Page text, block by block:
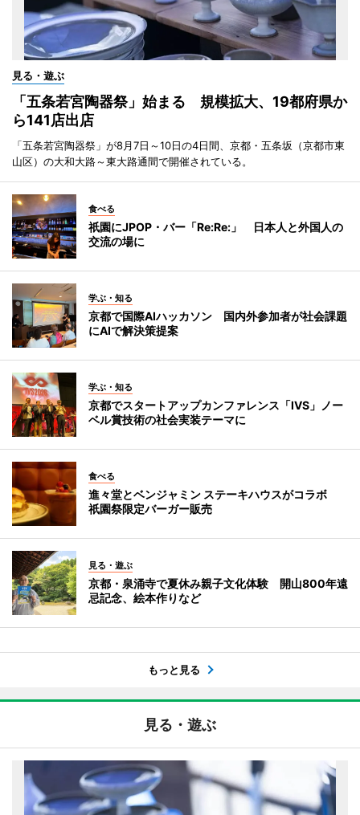
見る・遊ぶ
「五条若宮陶器祭」始まる 規模拡大、19都府県か
ら141店出店
「五条若宮陶器祭」が8月7日～10日の4日間、京都・五条坂（京都市東
山区）の大和大路～東大路通間で開催されている。
食べる
祇園にJPOP・バー「Re:Re:」 日本人と外国人の
交流の場に
学ぶ・知る
京都で国際AIハッカソン 国内外参加者が社会課題
にAIで解決策提案
学ぶ・知る
京都でスタートアップカンファレンス「IVS」ノー
ベル賞技術の社会実装テーマに
食べる
進々堂とベンジャミン ステーキハウスがコラボ
祇園祭限定バーガー販売
見る・遊ぶ
京都・泉涌寺で夏休み親子文化体験 開山800年遠
忌記念、絵本作りなど
もっと見る
見る・遊ぶ